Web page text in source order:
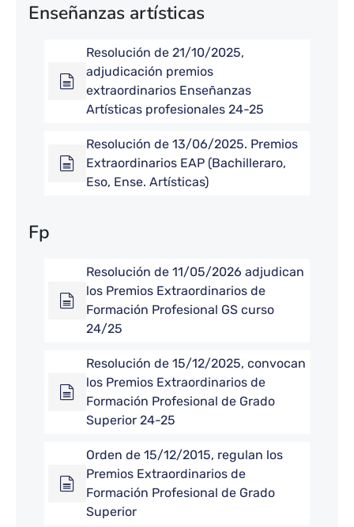
Enseñanzas artísticas
Resolución de 21/10/2025,
adjudicación premios
extraordinarios Enseñanzas
Artísticas profesionales 24-25
Resolución de 13/06/2025. Premios
Extraordinarios EAP (Bachilleraro,
Eso, Ense. Artísticas)
Fp
Resolución de 11/05/2026 adjudican
los Premios Extraordinarios de
Formación Profesional GS curso
24/25
Resolución de 15/12/2025, convocan
los Premios Extraordinarios de
Formación Profesional de Grado
Superior 24-25
Orden de 15/12/2015, regulan los
Premios Extraordinarios de
Formación Profesional de Grado
Superior